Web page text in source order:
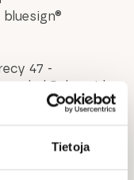
Tietoja
47 -
Polyamide,